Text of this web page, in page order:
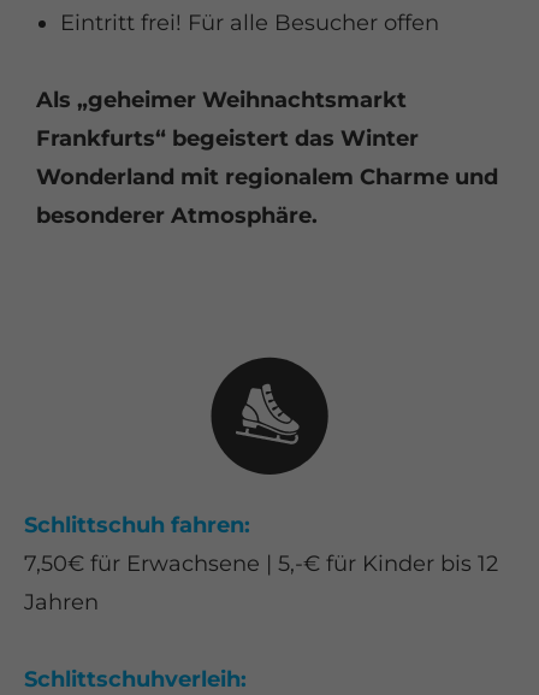
Eintritt frei! Für alle Besucher offen
Als „geheimer Weihnachtsmarkt
Frankfurts“ begeistert das Winter
Wonderland mit regionalem Charme und
besonderer Atmosphäre.
Schlittschuh fahren:
7,50€ für Erwachsene | 5,-€ für Kinder bis 12
Jahren
Schlittschuhverleih: